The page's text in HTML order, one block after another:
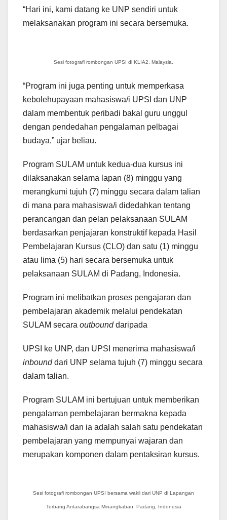
“Hari ini, kami datang ke UNP sendiri untuk
melaksanakan program ini secara bersemuka.
Sesi fotografi rombongan UPSI di KLIA2, Malaysia.
“Program ini juga penting untuk memperkasa
kebolehupayaan mahasiswa/i UPSI dan UNP
dalam membentuk peribadi bakal guru unggul
dengan pendedahan pengalaman pelbagai
budaya,” ujar beliau.
Program SULAM untuk kedua-dua kursus ini
dilaksanakan selama lapan (8) minggu yang
merangkumi tujuh (7) minggu secara dalam talian
di mana para mahasiswa/i didedahkan tentang
perancangan dan pelan pelaksanaan SULAM
berdasarkan penjajaran konstruktif kepada Hasil
Pembelajaran Kursus (CLO) dan satu (1) minggu
atau lima (5) hari secara bersemuka untuk
pelaksanaan SULAM di Padang, Indonesia.
Program ini melibatkan proses pengajaran dan
pembelajaran akademik melalui pendekatan
SULAM secara outbounddaripada
UPSI ke UNP, dan UPSI menerima mahasiswa/i
inbounddari UNP selama tujuh (7) minggu secara
dalam talian.
Program SULAM ini bertujuan untuk memberikan
pengalaman pembelajaran bermakna kepada
mahasiswa/i dan ia adalah salah satu pendekatan
pembelajaran yang mempunyai wajaran dan
merupakan komponen dalam pentaksiran kursus.
Sesi fotografi rombongan UPSI bersama wakil dari UNP di Lapangan
Terbang Antarabangsa Minangkabau, Padang, Indonesia